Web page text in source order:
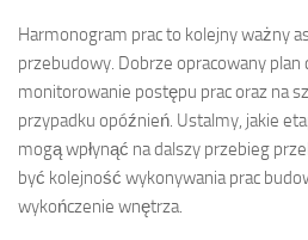
Harmonogram prac to kolejny ważny
przebudowy. Dobrze opracowany plan
monitorowanie postępu prac oraz na
przypadku opóźnień. Ustalmy, jakie
mogą wpłynąć na dalszy przebieg
być kolejność wykonywania prac
wykończenie wnętrza.